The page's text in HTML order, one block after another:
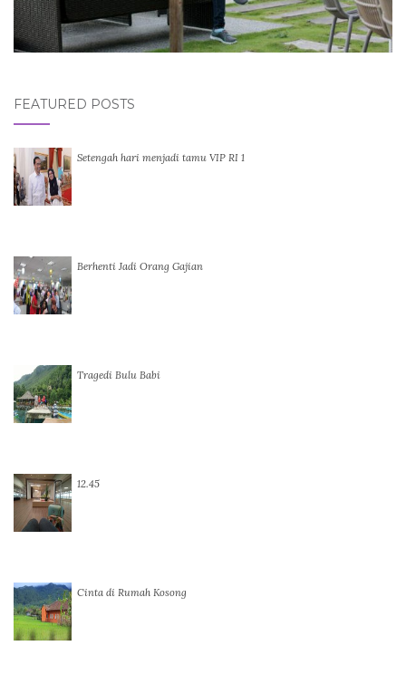
FEATURED POSTS
Setengah hari menjadi tamu VIP RI 1
Berhenti Jadi Orang Gajian
Tragedi Bulu Babi
12.45
Cinta di Rumah Kosong